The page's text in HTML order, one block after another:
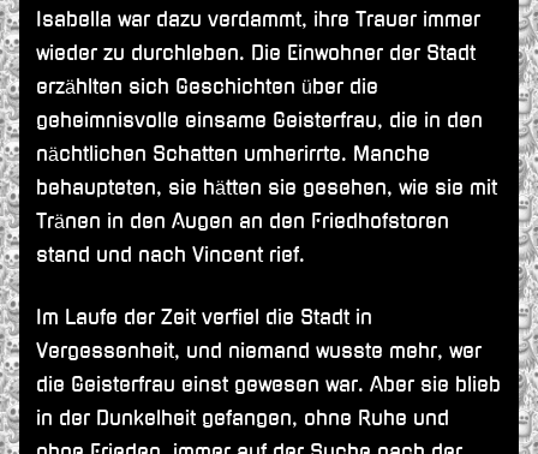
Isabella war dazu verdammt, ihre Trauer immer
wieder zu durchleben. Die Einwohner der Stadt
erzählten sich Geschichten über die
geheimnisvolle einsame Geisterfrau, die in den
nächtlichen Schatten umherirrte. Manche
behaupteten, sie hätten sie gesehen, wie sie mit
Tränen in den Augen an den Friedhofstoren
stand und nach Vincent rief.
Im Laufe der Zeit verfiel die Stadt in
Vergessenheit, und niemand wusste mehr, wer
die Geisterfrau einst gewesen war. Aber sie blieb
in der Dunkelheit gefangen, ohne Ruhe und